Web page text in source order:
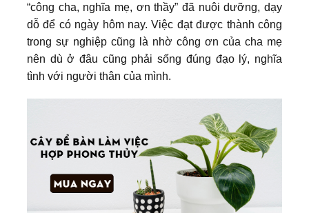
“công cha, nghĩa mẹ, ơn thầy” đã nuôi dưỡng, dạy
dỗ để có ngày hôm nay. Việc đạt được thành công
trong sự nghiệp cũng là nhờ công ơn của cha mẹ
nên dù ở đâu cũng phải sống đúng đạo lý, nghĩa
tình với người thân của mình.